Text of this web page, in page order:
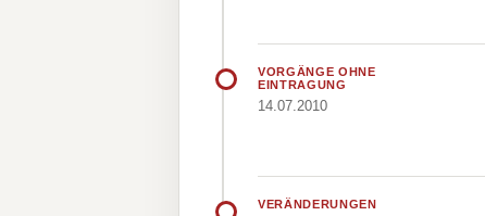
VORGÄNGE OHNE
EINTRAGUNG
14.07.2010
VERÄNDERUNGEN